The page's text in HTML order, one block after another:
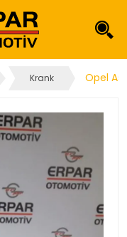
Krank Opel